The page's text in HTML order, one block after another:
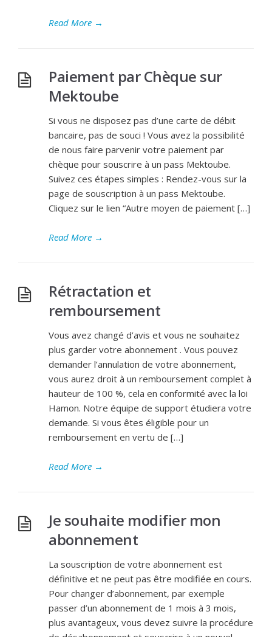
Read More →
Paiement par Chèque sur
Mektoube
Si vous ne disposez pas d’une carte de débit
bancaire, pas de souci ! Vous avez la possibilité
de nous faire parvenir votre paiement par
chèque pour souscrire à un pass Mektoube.
Suivez ces étapes simples : Rendez-vous sur la
page de souscription à un pass Mektoube.
Cliquez sur le lien “Autre moyen de paiement […]
Read More →
Rétractation et
remboursement
Vous avez changé d’avis et vous ne souhaitez
plus garder votre abonnement . Vous pouvez
demander l’annulation de votre abonnement,
vous aurez droit à un remboursement complet à
hauteur de 100 %, cela en conformité avec la loi
Hamon. Notre équipe de support étudiera votre
demande. Si vous êtes éligible pour un
remboursement en vertu de […]
Read More →
Je souhaite modifier mon
abonnement
La souscription de votre abonnement est
définitive et ne peut pas être modifiée en cours.
Pour changer d’abonnement, par exemple
passer d’un abonnement de 1 mois à 3 mois,
plus avantageux, vous devez suivre la procédure